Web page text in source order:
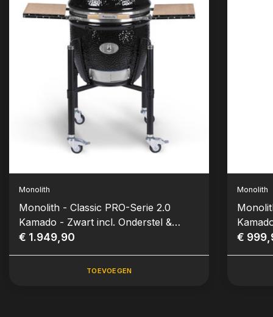
Monolith
Monolith - Classic PRO-Serie 2.0
Kamado - Zwart incl. Onderstel &
Zijtafels
€ 1.949,90
TOEVOEGEN
Monolith
€